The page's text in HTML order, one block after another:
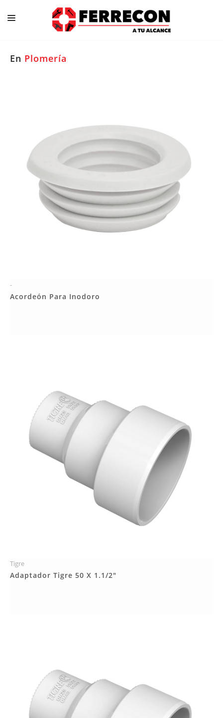
Hogar/ Cocina
Iluminación / Electricidad
Jardín/ Piscinas
Pinturas / Adhesivos
En Plomería
Más Detalles
-
Acordeón Para Inodoro
Más Detalles
Tigre
Adaptador Tigre 50 X 1.1/2"